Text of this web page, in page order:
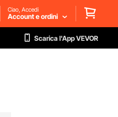
Ciao, Accedi
Account e ordini
Scarica l'App VEVOR